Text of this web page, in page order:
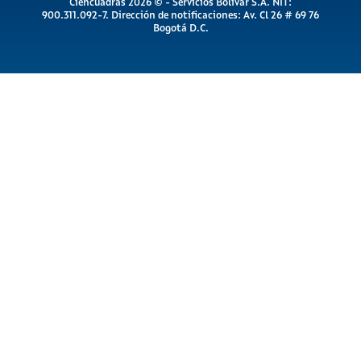
900.311.092-7. Dirección de notificaciones: Av. Cl 26 # 69 76
Bogotá D.C.